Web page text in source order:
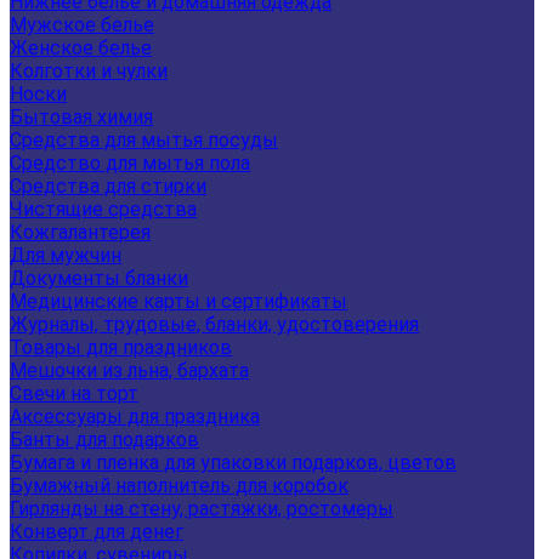
Мужское белье
Женское белье
Колготки и чулки
Носки
Бытовая химия
Средства для мытья посуды
Средство для мытья пола
Средства для стирки
Чистящие средства
Кожгалантерея
Для мужчин
Документы бланки
Медицинские карты и сертификаты
Журналы, трудовые, бланки, удостоверения
Товары для праздников
Мешочки из льна, бархата
Свечи на торт
Аксессуары для праздника
Банты для подарков
Бумага и пленка для упаковки подарков, цветов
Бумажный наполнитель для коробок
Гирлянды на стену, растяжки, ростомеры
Конверт для денег